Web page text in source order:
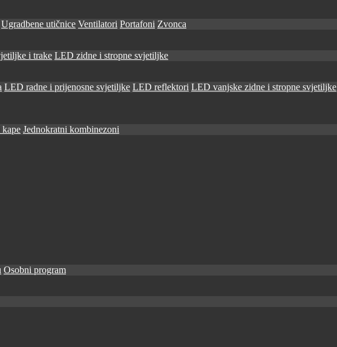
Ugradbene utičnice Ventilatori Portafoni Zvonca
i trake LED zidne i stropne svjetiljke
LED radne i prijenosne svjetiljke LED reflektori LED vanjske zidne i stropne svjetiljke
kape Jednokratni kombinezoni
Osobni program